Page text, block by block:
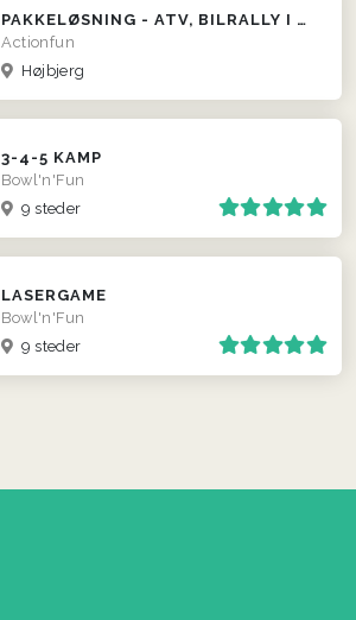
PAKKELØSNING - ATV, BILRALLY I GAMLE BILER, LERDUESKYDNING M.M.
Actionfun
Højbjerg
3-4-5 KAMP
Bowl'n'Fun
9 steder
LASERGAME
Bowl'n'Fun
9 steder